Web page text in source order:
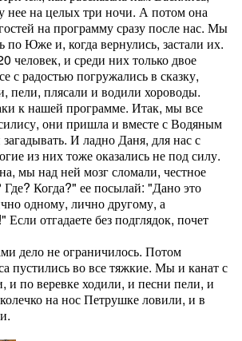
нее на целых три ночи. А потом она
на программу сразу после нас. Мы
по Юже и, когда вернулись, застали их.
человек, и среди них только двое
с радостью погружались в сказку,
пели, плясали и водили хороводы.
к нашей программе. Итак, мы все
они пришла и вместе с Водяным
загадывать. И ладно Даня, для нас с
из них тоже оказались не под силу.
мы над ней мозг сломали, честное
Где? Когда?" ее посылай: "Дано это
одному, лично другому, а
Если отгадаете без подглядок, почет
дело не ограничилось. Потом
пустились во все тяжкие. Мы и канат с
и по веревке ходили, и песни пели, и
на нос Петрушке ловили, и в